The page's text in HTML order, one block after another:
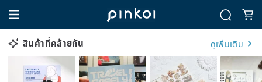
สินค้าที่คล้ายกัน ดูเพิ่มเติม